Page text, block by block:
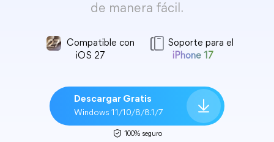
de manera fácil.
Compatible con
iOS 27
Soporte para el
iPhone 17
Descargar Gratis
Windows 11/10/8/8.1/7
100% seguro